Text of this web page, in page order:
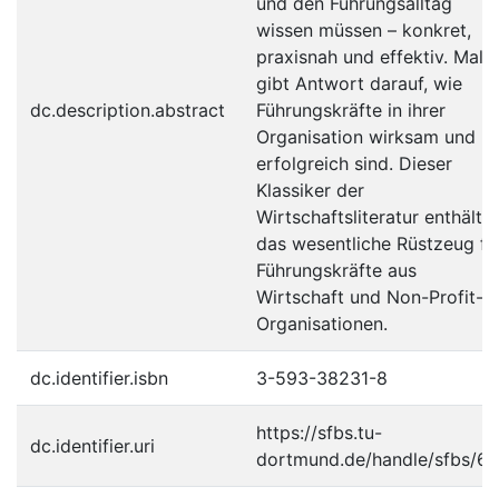
dc.description.abstract
wissen müssen – konkret,
praxisnah und effektiv. Malik
gibt Antwort darauf, wie
Führungskräfte in ihrer
Organisation wirksam und
erfolgreich sind. Dieser
Klassiker der
Wirtschaftsliteratur enthält
das wesentliche Rüstzeug
Führungskräfte aus
Wirtschaft und Non-Profit-
Organisationen.
dc.identifier.isbn 3-593-38231-8
dc.identifier.uri
https://sfbs.tu-
dortmund.de/handle/sfbs/